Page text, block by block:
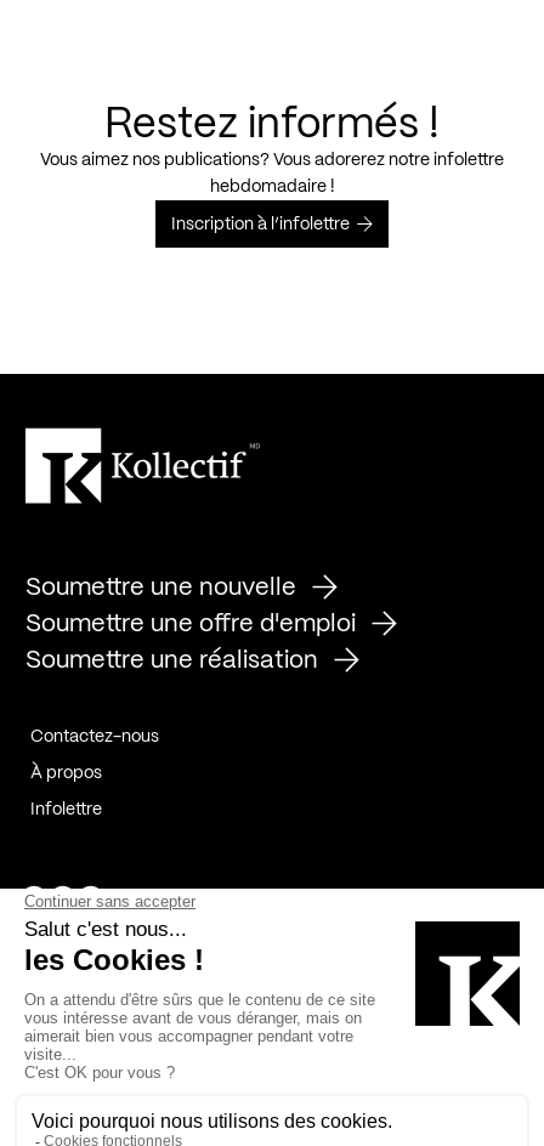
Restez informés !
Vous aimez nos publications? Vous adorerez notre infolettre
hebdomadaire !
Inscription à l’infolettre
Soumettre une nouvelle
Soumettre une offre d'emploi
Soumettre une réalisation
Contactez-nous
À propos
Infolettre
Page Facebook de Kollectif
Page Instagram de Kollectif
Page Linkedin de Kollectif
Bâtiment-Durable-Québec-1
Esquisses-1
MP-1 v2com-1